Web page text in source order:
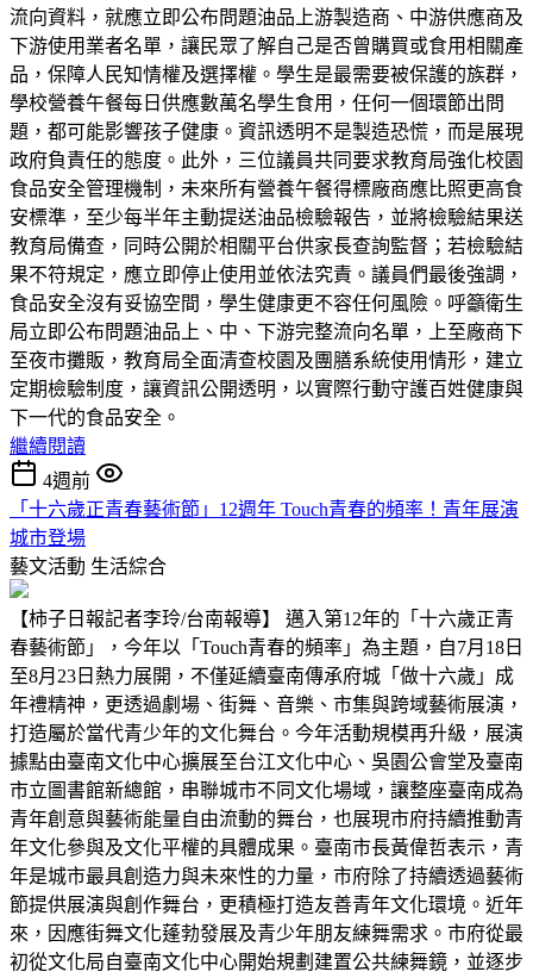
流向資料，就應立即公布問題油品上游製造商、中游供應商及
下游使用業者名單，讓民眾了解自己是否曾購買或食用相關產
品，保障人民知情權及選擇權。學生是最需要被保護的族群，
學校營養午餐每日供應數萬名學生食用，任何一個環節出問
題，都可能影響孩子健康。資訊透明不是製造恐慌，而是展現
政府負責任的態度。此外，三位議員共同要求教育局強化校園
食品安全管理機制，未來所有營養午餐得標廠商應比照更高食
安標準，至少每半年主動提送油品檢驗報告，並將檢驗結果送
教育局備查，同時公開於相關平台供家長查詢監督；若檢驗結
果不符規定，應立即停止使用並依法究責。議員們最後強調，
食品安全沒有妥協空間，學生健康更不容任何風險。呼籲衛生
局立即公布問題油品上、中、下游完整流向名單，上至廠商下
至夜市攤販，教育局全面清查校園及團膳系統使用情形，建立
定期檢驗制度，讓資訊公開透明，以實際行動守護百姓健康與
下一代的食品安全。
繼續閱讀
4週前
「十六歲正青春藝術節」12週年 Touch青春的頻率！青年展演
城市登場
藝文活動 生活綜合
【柿子日報記者李玲/台南報導】 邁入第12年的「十六歲正青
春藝術節」，今年以「Touch青春的頻率」為主題，自7月18日
至8月23日熱力展開，不僅延續臺南傳承府城「做十六歲」成
年禮精神，更透過劇場、街舞、音樂、市集與跨域藝術展演，
打造屬於當代青少年的文化舞台。今年活動規模再升級，展演
據點由臺南文化中心擴展至台江文化中心、吳園公會堂及臺南
市立圖書館新總館，串聯城市不同文化場域，讓整座臺南成為
青年創意與藝術能量自由流動的舞台，也展現市府持續推動青
年文化參與及文化平權的具體成果。臺南市長黃偉哲表示，青
年是城市最具創造力與未來性的力量，市府除了持續透過藝術
節提供展演與創作舞台，更積極打造友善青年文化環境。近年
來，因應街舞文化蓬勃發展及青少年朋友練舞需求。市府從最
初從文化局自臺南文化中心開始規劃建置公共練舞鏡，並逐步